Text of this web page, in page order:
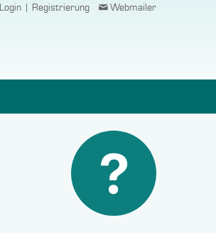
Login | Registrierung Webmailer